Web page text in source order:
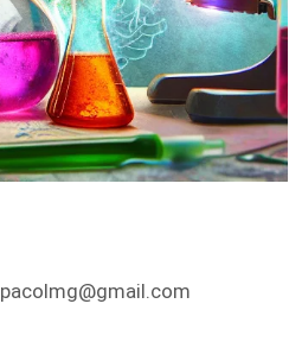
pacolmg@gmail.com